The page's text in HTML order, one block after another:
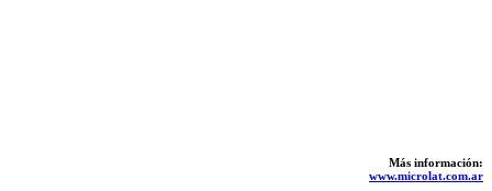
Más información:
www.microlat.com.ar